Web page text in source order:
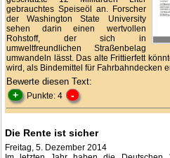
gebrauchtes Speiseöl an. Forscher
der Washington State University
sehen darin einen wertvollen
Rohstoff, der sich in
umweltfreundlichen Straßenbelag
umwandeln lässt. Das alte Frittierfett
wird, als Bindemittel für Fahrbahndecken
Bewerte diesen Text:
+ Punkte: 4 -
Die Rente ist sicher
Freitag, 5. Dezember 2014